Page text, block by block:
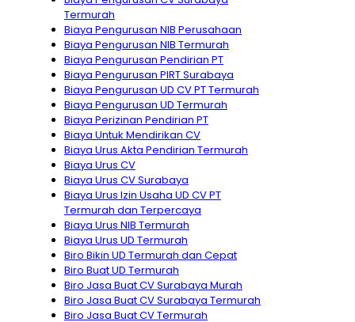
Termurah
Biaya Pengurusan NIB Perusahaan
Biaya Pengurusan NIB Termurah
Biaya Pengurusan Pendirian PT
Biaya Pengurusan PIRT Surabaya
Biaya Pengurusan UD CV PT Termurah
Biaya Pengurusan UD Termurah
Biaya Perizinan Pendirian PT
Biaya Untuk Mendirikan CV
Biaya Urus Akta Pendirian Termurah
Biaya Urus CV
Biaya Urus CV Surabaya
Biaya Urus Izin Usaha UD CV PT
Termurah dan Terpercaya
Biaya Urus NIB Termurah
Biaya Urus UD Termurah
Biro Bikin UD Termurah dan Cepat
Biro Buat UD Termurah
Biro Jasa Buat CV Surabaya Murah
Biro Jasa Buat CV Surabaya Termurah
Biro Jasa Buat CV Termurah